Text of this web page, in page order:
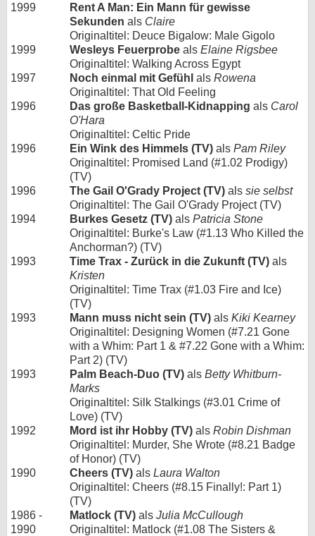
1999
Rent A Man: Ein Mann für gewisse
Sekunden als Claire
Originaltitel: Deuce Bigalow: Male Gigolo
1999
Wesleys Feuerprobe als Elaine Rigsbee
Originaltitel: Walking Across Egypt
1997
Noch einmal mit Gefühl als Rowena
Originaltitel: That Old Feeling
1996
Das große Basketball-Kidnapping als Carol
O'Hara
Originaltitel: Celtic Pride
1996
Ein Wink des Himmels (TV) als Pam Riley
Originaltitel: Promised Land (#1.02 Prodigy)
(TV)
1996
The Gail O'Grady Project (TV) als sie selbst
Originaltitel: The Gail O'Grady Project (TV)
1994
Burkes Gesetz (TV) als Patricia Stone
Originaltitel: Burke's Law (#1.13 Who Killed the
Anchorman?) (TV)
1993
Time Trax - Zurück in die Zukunft (TV) als
Kristen
Originaltitel: Time Trax (#1.03 Fire and Ice)
(TV)
1993
Mann muss nicht sein (TV) als Kiki Kearney
Originaltitel: Designing Women (#7.21 Gone
with a Whim: Part 1 & #7.22 Gone with a Whim:
Part 2) (TV)
1993
Palm Beach-Duo (TV) als Betty Whitburn-
Marks
Originaltitel: Silk Stalkings (#3.01 Crime of
Love) (TV)
1992
Mord ist ihr Hobby (TV) als Robin Dishman
Originaltitel: Murder, She Wrote (#8.21 Badge
of Honor) (TV)
1990
Cheers (TV) als Laura Walton
Originaltitel: Cheers (#8.15 Finally!: Part 1)
(TV)
1986 -
1990
Matlock (TV) als Julia McCullough
Originaltitel: Matlock (#1.08 The Sisters &